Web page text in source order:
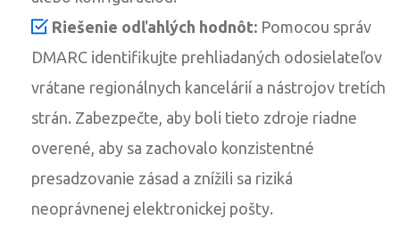
Riešenie odľahlých hodnôt: Pomocou správ
DMARC identifikujte prehliadaných odosielateľov
vrátane regionálnych kancelárií a nástrojov tretích
strán. Zabezpečte, aby boli tieto zdroje riadne
overené, aby sa zachovalo konzistentné
presadzovanie zásad a znížili sa riziká
neoprávnenej elektronickej pošty.